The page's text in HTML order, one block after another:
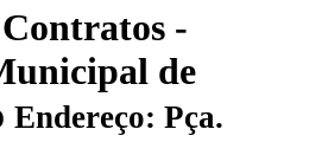
-
de
Endereço: Pça.